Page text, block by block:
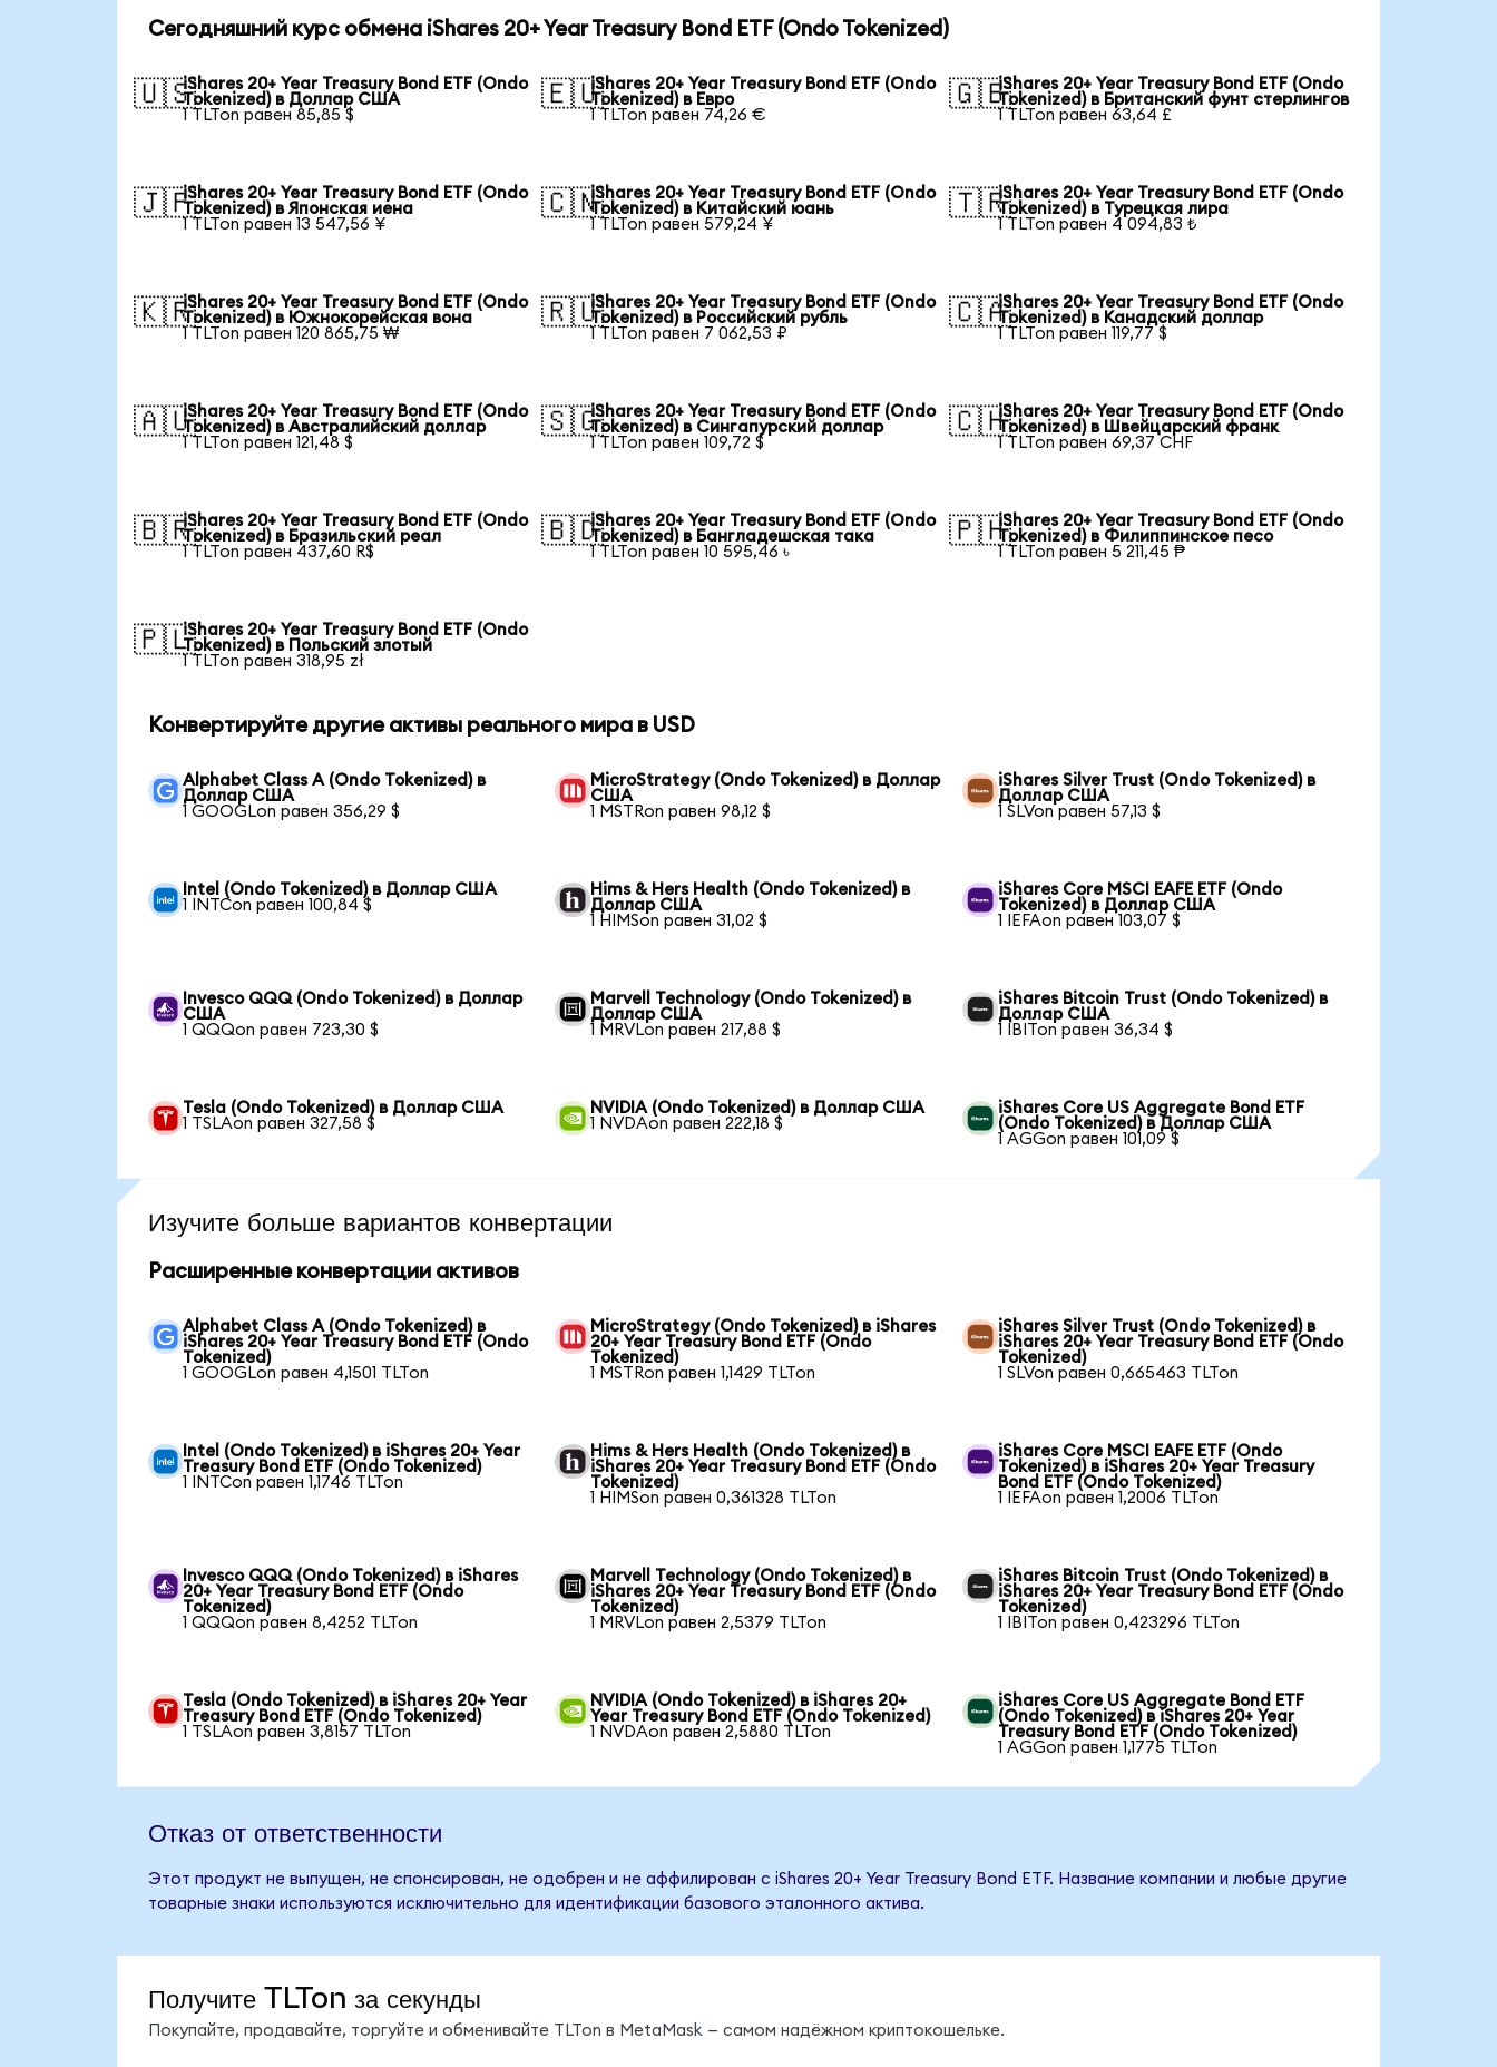
Сегодняшний курс обмена iShares 20+ Year Treasury Bond ETF (Ondo Tokenized)
🇺🇸iShares 20+ Year Treasury Bond ETF (Ondo
Tokenized) в Доллар США
1 TLTon равен 85,85 $
🇪🇺iShares 20+ Year Treasury Bond ETF (Ondo
Tokenized) в Евро
1 TLTon равен 74,26 €
🇬🇧iShares 20+ Year Treasury Bond ETF (Ondo
Tokenized) в Британский фунт стерлингов
1 TLTon равен 63,64 £
🇯🇵iShares 20+ Year Treasury Bond ETF (Ondo
Tokenized) в Японская иена
1 TLTon равен 13 547,56 ¥
🇨🇳iShares 20+ Year Treasury Bond ETF (Ondo
Tokenized) в Китайский юань
1 TLTon равен 579,24 ¥
🇹🇷iShares 20+ Year Treasury Bond ETF (Ondo
Tokenized) в Турецкая лира
1 TLTon равен 4 094,83 ₺
🇰🇷iShares 20+ Year Treasury Bond ETF (Ondo
Tokenized) в Южнокорейская вона
1 TLTon равен 120 865,75 ₩
🇷🇺iShares 20+ Year Treasury Bond ETF (Ondo
Tokenized) в Российский рубль
1 TLTon равен 7 062,53 ₽
🇨🇦iShares 20+ Year Treasury Bond ETF (Ondo
Tokenized) в Канадский доллар
1 TLTon равен 119,77 $
🇦🇺iShares 20+ Year Treasury Bond ETF (Ondo
Tokenized) в Австралийский доллар
1 TLTon равен 121,48 $
🇸🇬iShares 20+ Year Treasury Bond ETF (Ondo
Tokenized) в Сингапурский доллар
1 TLTon равен 109,72 $
🇨🇭iShares 20+ Year Treasury Bond ETF (Ondo
Tokenized) в Швейцарский франк
1 TLTon равен 69,37 CHF
🇧🇷iShares 20+ Year Treasury Bond ETF (Ondo
Tokenized) в Бразильский реал
1 TLTon равен 437,60 R$
🇧🇩iShares 20+ Year Treasury Bond ETF (Ondo
Tokenized) в Бангладешская така
1 TLTon равен 10 595,46 ৳
🇵🇭iShares 20+ Year Treasury Bond ETF (Ondo
Tokenized) в Филиппинское песо
1 TLTon равен 5 211,45 ₱
🇵🇱iShares 20+ Year Treasury Bond ETF (Ondo
Tokenized) в Польский злотый
1 TLTon равен 318,95 zł
Конвертируйте другие активы реального мира в USD
Alphabet Class A (Ondo Tokenized) в
Доллар США
1 GOOGLon равен 356,29 $
MicroStrategy (Ondo Tokenized) в Доллар
США
1 MSTRon равен 98,12 $
iShares Silver Trust (Ondo Tokenized) в
Доллар США
1 SLVon равен 57,13 $
Intel (Ondo Tokenized) в Доллар США
1 INTCon равен 100,84 $
Hims & Hers Health (Ondo Tokenized) в
Доллар США
1 HIMSon равен 31,02 $
iShares Core MSCI EAFE ETF (Ondo
Tokenized) в Доллар США
1 IEFAon равен 103,07 $
Invesco QQQ (Ondo Tokenized) в Доллар
США
1 QQQon равен 723,30 $
Marvell Technology (Ondo Tokenized) в
Доллар США
1 MRVLon равен 217,88 $
iShares Bitcoin Trust (Ondo Tokenized) в
Доллар США
1 IBITon равен 36,34 $
Tesla (Ondo Tokenized) в Доллар США
1 TSLAon равен 327,58 $
NVIDIA (Ondo Tokenized) в Доллар США
1 NVDAon равен 222,18 $
iShares Core US Aggregate Bond ETF
(Ondo Tokenized) в Доллар США
1 AGGon равен 101,09 $
Изучите больше вариантов конвертации
Расширенные конвертации активов
Alphabet Class A (Ondo Tokenized) в
iShares 20+ Year Treasury Bond ETF (Ondo
Tokenized)
1 GOOGLon равен 4,1501 TLTon
MicroStrategy (Ondo Tokenized) в iShares
20+ Year Treasury Bond ETF (Ondo
Tokenized)
1 MSTRon равен 1,1429 TLTon
iShares Silver Trust (Ondo Tokenized) в
iShares 20+ Year Treasury Bond ETF (Ondo
Tokenized)
1 SLVon равен 0,665463 TLTon
Intel (Ondo Tokenized) в iShares 20+ Year
Treasury Bond ETF (Ondo Tokenized)
1 INTCon равен 1,1746 TLTon
Hims & Hers Health (Ondo Tokenized) в
iShares 20+ Year Treasury Bond ETF (Ondo
Tokenized)
1 HIMSon равен 0,361328 TLTon
iShares Core MSCI EAFE ETF (Ondo
Tokenized) в iShares 20+ Year Treasury
Bond ETF (Ondo Tokenized)
1 IEFAon равен 1,2006 TLTon
Invesco QQQ (Ondo Tokenized) в iShares
20+ Year Treasury Bond ETF (Ondo
Tokenized)
1 QQQon равен 8,4252 TLTon
Marvell Technology (Ondo Tokenized) в
iShares 20+ Year Treasury Bond ETF (Ondo
Tokenized)
1 MRVLon равен 2,5379 TLTon
iShares Bitcoin Trust (Ondo Tokenized) в
iShares 20+ Year Treasury Bond ETF (Ondo
Tokenized)
1 IBITon равен 0,423296 TLTon
Tesla (Ondo Tokenized) в iShares 20+ Year
Treasury Bond ETF (Ondo Tokenized)
1 TSLAon равен 3,8157 TLTon
NVIDIA (Ondo Tokenized) в iShares 20+
Year Treasury Bond ETF (Ondo Tokenized)
1 NVDAon равен 2,5880 TLTon
iShares Core US Aggregate Bond ETF
(Ondo Tokenized) в iShares 20+ Year
Treasury Bond ETF (Ondo Tokenized)
1 AGGon равен 1,1775 TLTon
Отказ от ответственности
Этот продукт не выпущен, не спонсирован, не одобрен и не аффилирован с iShares 20+ Year Treasury Bond ETF. Название компании и любые другие
товарные знаки используются исключительно для идентификации базового эталонного актива.
Получите TLTon за секунды
Покупайте, продавайте, торгуйте и обменивайте TLTon в MetaMask — самом надёжном криптокошельке.